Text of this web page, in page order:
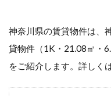
神奈川県の賃貸物件は、
貸物件（1K・21.08㎡・
をご紹介します。詳しく